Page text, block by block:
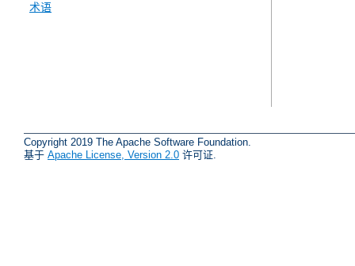
术语
Copyright 2019 The Apache Software Foundation.
基于 Apache License, Version 2.0 许可证.